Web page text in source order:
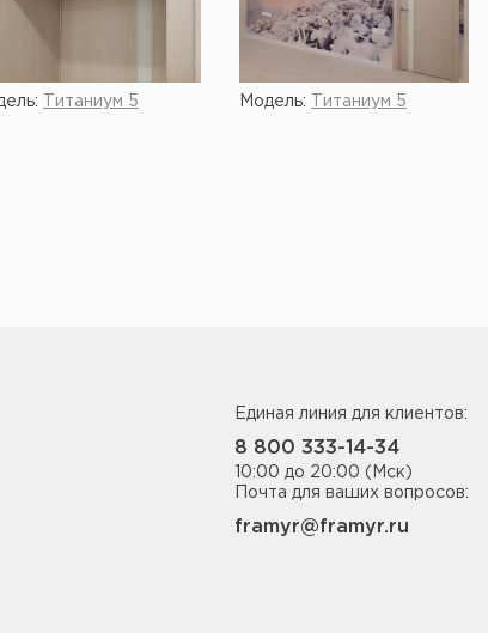
Титаниум 5 Модель: Титаниум 5
Единая линия для клиентов:
8 800 333-14-34
10:00 до 20:00 (Мск)
Почта для ваших вопросов:
framyr@framyr.ru